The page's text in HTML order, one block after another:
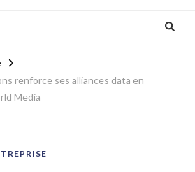
renforce ses alliances data en
Media